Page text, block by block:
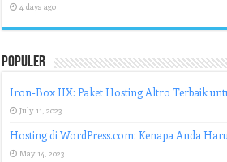
4 days ago
Populer
Iron-Box IIX: Paket Hosting Altro Terbaik
July 11, 2023
Hosting di WordPress.com: Kenapa Anda
May 14, 2023